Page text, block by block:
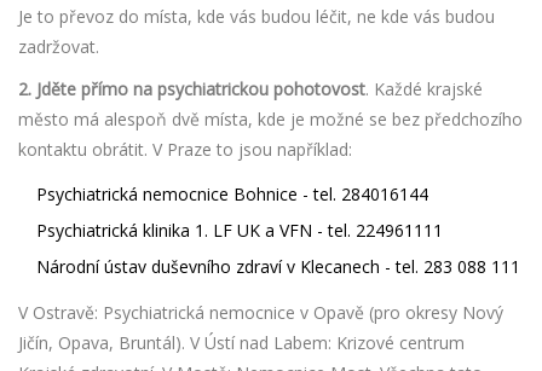
Je to převoz do místa, kde vás budou léčit, ne kde vás budou
zadržovat.
2. Jděte přímo na psychiatrickou pohotovost. Každé krajské
město má alespoň dvě místa, kde je možné se bez předchozího
kontaktu obrátit. V Praze to jsou například:
Psychiatrická nemocnice Bohnice - tel. 284016144
Psychiatrická klinika 1. LF UK a VFN - tel. 224961111
Národní ústav duševního zdraví v Klecanech - tel. 283 088 111
V Ostravě: Psychiatrická nemocnice v Opavě (pro okresy Nový
Jičín, Opava, Bruntál). V Ústí nad Labem: Krizové centrum